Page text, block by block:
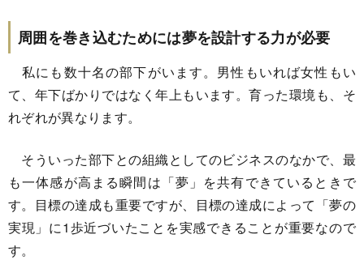
周囲を巻き込むためには夢を設計する力が必要
私にも数十名の部下がいます。男性もいれば女性もい
て、年下ばかりではなく年上もいます。育った環境も、そ
れぞれが異なります。
そういった部下との組織としてのビジネスのなかで、最
も一体感が高まる瞬間は「夢」を共有できているときで
す。目標の達成も重要ですが、目標の達成によって「夢の
実現」に1歩近づいたことを実感できることが重要なので
す。